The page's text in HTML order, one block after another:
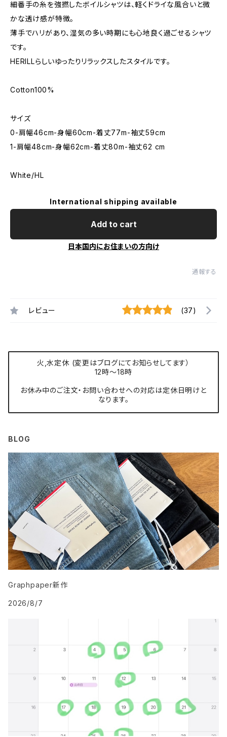
細番手の糸を強撚したボイルシャツは、軽くドライな風合いと微
かな透け感が特徴。
薄手でハリがあり、湿気の多い時期にも心地良く過ごせるシャツ
です。
HERILLらしいゆったりリラックスしたスタイルです。
Cotton100%
サイズ
0-肩幅46cm-身幅60cm-着丈77m-袖丈59cm
1-肩幅48cm-身幅62cm-着丈80m-袖丈62 cm
White/HL
International shipping available
Add to cart
日本国内にお住まいの方向け
通報する
レビュー (37)
火,水定休 (変更はブログにてお知らせしてます）
12時〜18時
お休み中のご注文・お問い合わせへの対応は定休日明けと
なります。
BLOG
Graphpaper新作
2026/8/7